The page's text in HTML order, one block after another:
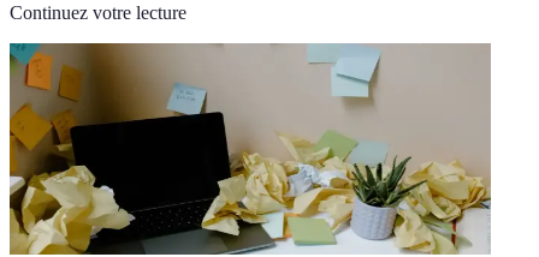
Continuez votre lecture